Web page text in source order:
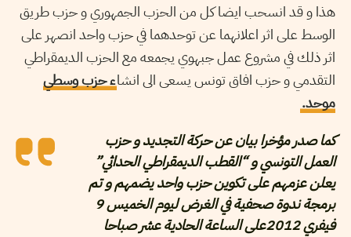
هذا و قد انسحب ايضا كل منالحزب الجمهوريوحزب طريق
الوسط على اثر اعلانهما عن توحدهما في حزب واحد انصهر على
اثر ذلك في مشروع عمل جبهوي يجمعه مع الحزب الديمقراطي
التقدمي و حزب افاق تونس يسعى الى انشاء حزب وسطي
موحد.
كما صدر مؤخرا بيان عن حركة التجديد و حزب
العمل التونسي و “القطب الديمقراطي الحداثي”
يعلن عزمهم على تكوين حزب واحد يضمهم و تم
برمجة ندوة صحفية في الغرض ليوم الخميس 9
فيفري 2012على الساعة الحادية عشر صباحا